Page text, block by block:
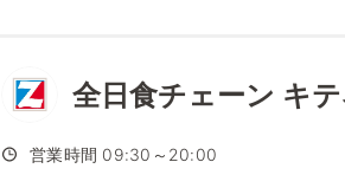
全日食チェーン キ
営業時間 09:30～20:00